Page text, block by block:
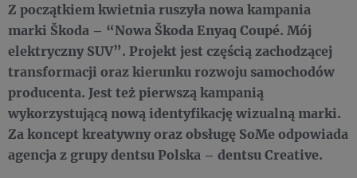
Z początkiem kwietnia ruszyła nowa kampania
marki Škoda – “Nowa Škoda Enyaq Coupé. Mój
elektryczny SUV”. Projekt jest częścią zachodzącej
transformacji oraz kierunku rozwoju samochodów
producenta. Jest też pierwszą kampanią
wykorzystującą nową identyfikację wizualną marki.
Za koncept kreatywny oraz obsługę SoMe odpowiada
agencja z grupy dentsu Polska – dentsu Creative.